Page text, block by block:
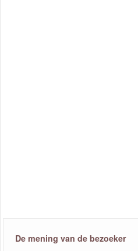
De mening van de bezoeker